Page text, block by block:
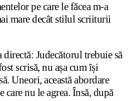
pe care le făcea m-a
mare decât stilul scriiturii
Judecătorul trebuie să
scrisă, nu așa cum își
Uneori, această abordare
care nu le agrea. Însă, după